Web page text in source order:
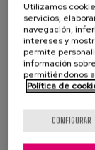
gestión
Efectos del
regulación
de enfermos
Efectos del
Utilizamos
servicios,
navegación,
intereses y
permite
información
permitiéndonos
Política de
CONFIGURAR